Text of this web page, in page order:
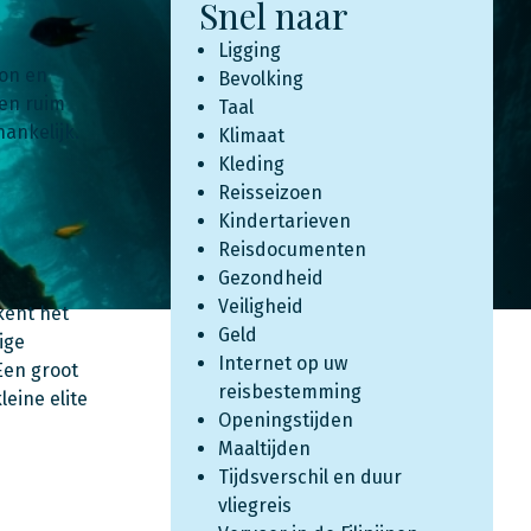
en
ruim
het
groot
elite
Snel naar
Ligging
Bevolking
Taal
Klimaat
Kleding
Reisseizoen
Kindertarieven
Reisdocumenten
Gezondheid
Veiligheid
Geld
Internet op uw
reisbestemming
Openingstijden
Maaltijden
Tijdsverschil en duur
vliegreis